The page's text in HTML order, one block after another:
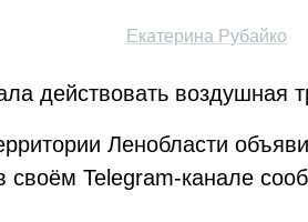
Екатерина Рубайко
действовать воздушная
Ленобласти
своём Telegram-канале